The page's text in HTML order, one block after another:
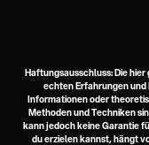
Haftungsausschluss: Die
echten Erfahrungen und
Informationen oder
Methoden und Techniken
kann jedoch keine Garantie
du erzielen kannst, hängt